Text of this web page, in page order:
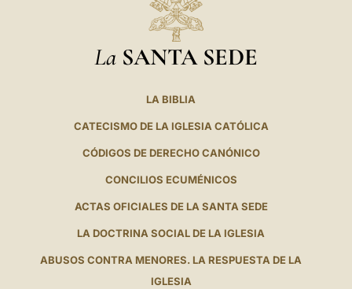
La SANTA SEDE
LA BIBLIA
CATECISMO DE LA IGLESIA CATÓLICA
CÓDIGOS DE DERECHO CANÓNICO
CONCILIOS ECUMÉNICOS
ACTAS OFICIALES DE LA SANTA SEDE
LA DOCTRINA SOCIAL DE LA IGLESIA
ABUSOS CONTRA MENORES. LA RESPUESTA DE LA
IGLESIA